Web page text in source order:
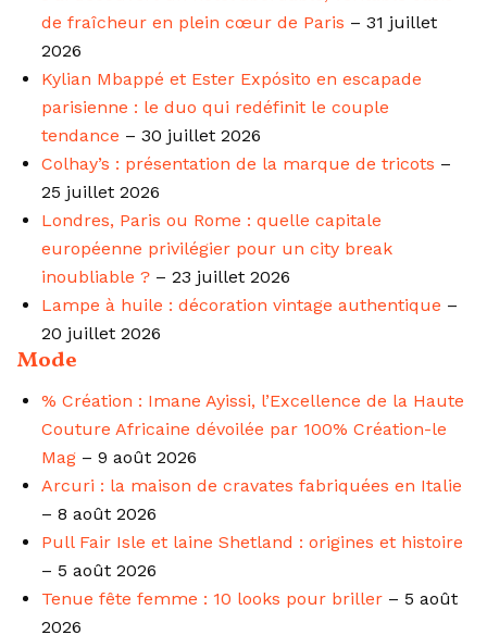
de fraîcheur en plein cœur de Paris – 31 juillet
2026
Kylian Mbappé et Ester Expósito en escapade
parisienne : le duo qui redéfinit le couple
tendance – 30 juillet 2026
Colhay’s : présentation de la marque de tricots –
25 juillet 2026
Londres, Paris ou Rome : quelle capitale
européenne privilégier pour un city break
inoubliable ? – 23 juillet 2026
Lampe à huile : décoration vintage authentique –
20 juillet 2026
Mode
% Création : Imane Ayissi, l’Excellence de la Haute
Couture Africaine dévoilée par 100% Création-le
Mag – 9 août 2026
Arcuri : la maison de cravates fabriquées en Italie
– 8 août 2026
Pull Fair Isle et laine Shetland : origines et histoire
– 5 août 2026
Tenue fête femme : 10 looks pour briller – 5 août
2026